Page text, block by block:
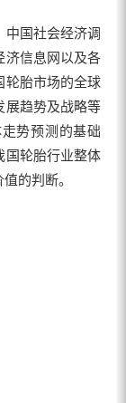
国社会经济调
济信息网以及各
轮胎市场的全球
展趋势及战略等
势预测的基础
国轮胎行业整体
的判断。